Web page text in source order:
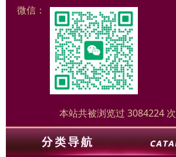
微信：
本站共被浏览过 3084224 次